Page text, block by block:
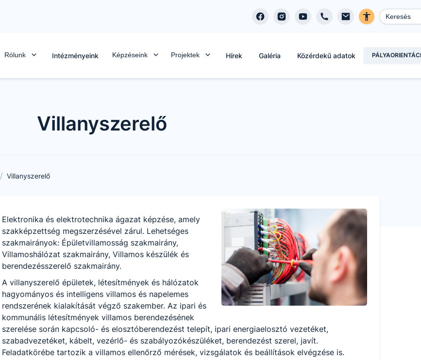
Rólunk Intézményeink Képzéseink Projektek Hírek Galéria Közérdekű adatok
Villanyszerelő
/ Villanyszerelő
Elektronika és elektrotechnika ágazat képzése, amely
szakképzettség megszerzésével zárul. Lehetséges
szakmairányok: Épületvillamosság szakmairány,
Villamoshálózat szakmairány, Villamos készülék és
berendezésszerelő szakmairány.
A villanyszerelő épületek, létesítmények és hálózatok
hagyományos és intelligens villamos és napelemes
rendszerének kialakítását végző szakember. Az ipari és
kommunális létesítmények villamos berendezésének
szerelése során kapcsoló- és elosztóberendezést telepít, ipari energiaelosztó vezetéket,
szabadvezetéket, kábelt, vezérlő- és szabályozókészüléket, berendezést szerel, javít.
Feladatkörébe tartozik a villamos ellenőrző mérések, vizsgálatok és beállítások elvégzése is.